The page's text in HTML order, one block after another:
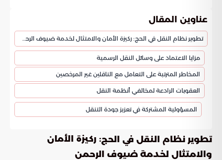
عناوين المقال
تطوير نظام النقل في الحج: ركيزة الأمان والامتثال لخدمة ضيوف الرحمن
مزايا الاعتماد على وسائل النقل الرسمية
المخاطر المترتبة على التعامل مع الناقلين غير المرخصين
العقوبات الرادعة لمخالفي أنظمة النقل
المسؤولية المشتركة في تعزيز جودة التنقل
تطوير نظام النقل في الحج: ركيزة الأمان
والامتثال لخدمة ضيوف الرحمن